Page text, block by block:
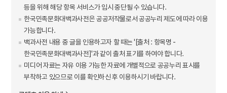
등을 위해 해당 항목 서비스가 임시 중단될 수 있습니다.
한국민족문화대백과사전은 공공저작물로서 공공누리 제도에 따라 이용
가능합니다.
백과사전 내용 중 글을 인용하고자 할 때는 '[출처 : 항목명 -
한국민족문화대백과사전]'과 같이 출처 표기를 하여야 합니다.
미디어 자료는 자유 이용 가능한 자료에 개별적으로 공공누리 표시를
부착하고 있으므로 이를 확인하신 후 이용하시기 바랍니다.